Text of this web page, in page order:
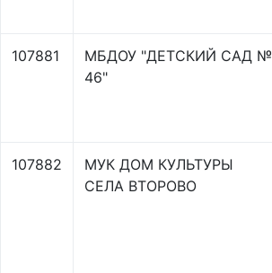
107881
МБДОУ "ДЕТСКИЙ САД №
46"
107882
МУК ДОМ КУЛЬТУРЫ
СЕЛА ВТОРОВО